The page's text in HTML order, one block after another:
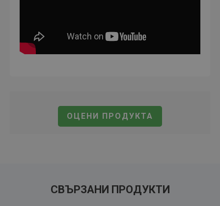
ОЦЕНИ ПРОДУКТА
СВЪРЗАНИ ПРОДУКТИ